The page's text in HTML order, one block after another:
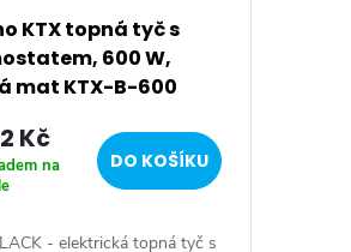
KTX topná tyč s
600 W,
mat KTX-B-600
Kč
na
DO KOŠÍKU
- elektrická topná tyč s